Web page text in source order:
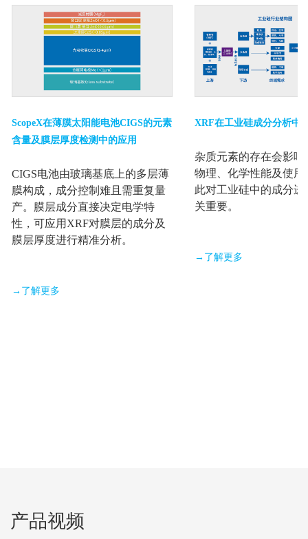
ScopeX在薄膜太阳能电池CIGS的元素
含量及膜层厚度检测中的应用
CIGS电池由玻璃基底上的多层薄
膜构成，成分控制难且需重复量
产。膜层成分直接决定电学特
性，可应用XRF对膜层的成分及
膜层厚度进行精准分析。
→了解更多
XRF在工业硅成分分析中
杂质元素的存在会影响
物理、化学性能及使用
此对工业硅中的成分进
关重要。
→了解更多
产品视频